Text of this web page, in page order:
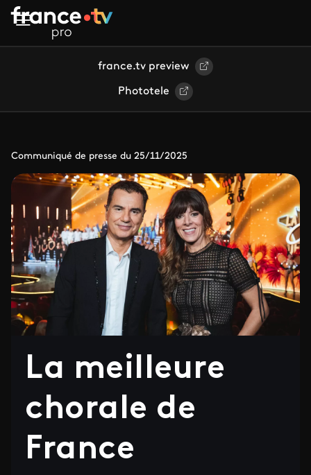
Aller au contenu principal
france.tv preview
Phototele
Communiqué de presse du 25/11/2025
La meilleure
chorale de
France